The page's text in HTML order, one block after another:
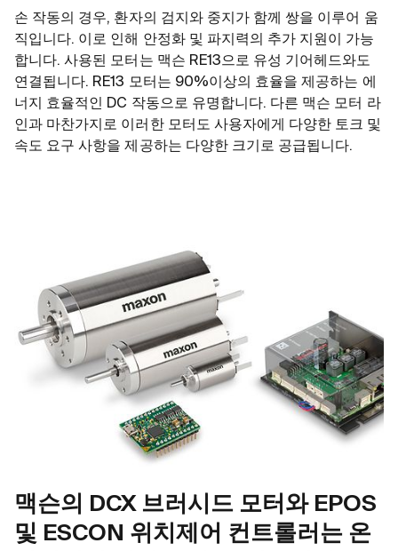
손 작동의 경우, 환자의 검지와 중지가 함께 쌍을 이루어 움
직입니다. 이로 인해 안정화 및 파지력의 추가 지원이 가능
합니다. 사용된 모터는 맥슨 RE13으로 유성 기어헤드와도
연결됩니다. RE13 모터는 90%이상의 효율을 제공하는 에
너지 효율적인 DC 작동으로 유명합니다. 다른 맥슨 모터 라
인과 마찬가지로 이러한 모터도 사용자에게 다양한 토크 및
속도 요구 사항을 제공하는 다양한 크기로 공급됩니다.
맥슨의 DCX 브러시드 모터와 EPOS
및 ESCON 위치제어 컨트롤러는 온